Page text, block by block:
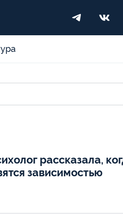
рассказала,
зависимостью